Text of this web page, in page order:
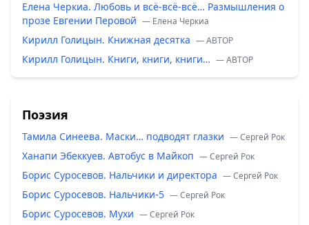
Елена Черкиа. Любовь и всё-всё-всё… Размышления о
прозе Евгении Перовой — Елена Черкиа
Кирилл Голицын. Книжная десятка — ABTOP
Кирилл Голицын. Книги, книги, книги… — ABTOP
Поэзия
Тамила Синеева. Маски… подводят глазки — Сергей Рок
Ханапи Эбеккуев. Автобус в Майкоп — Сергей Рок
Борис Суросевов. Нальчики и директора — Сергей Рок
Борис Суросевов. Нальчики-5 — Сергей Рок
Борис Суросевов. Мухи — Сергей Рок